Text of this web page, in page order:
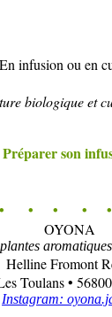
infusion ou en
biologique et
Préparer son
• • • •
OYONA
Helline Fromont
Toulans •
Instagram: